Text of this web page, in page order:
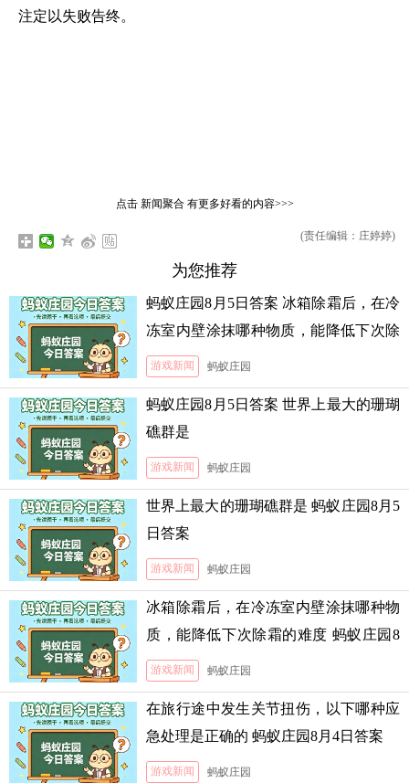
注定以失败告终。
点击 新闻聚合有更多好看的内容>>>
(责任编辑：庄婷婷)
为您推荐
蚂蚁庄园8月5日答案 冰箱除霜后，在冷
冻室内壁涂抹哪种物质，能降低下次除
霜的难度
游戏新闻 蚂蚁庄园
蚂蚁庄园8月5日答案 世界上最大的珊瑚
礁群是
游戏新闻 蚂蚁庄园
世界上最大的珊瑚礁群是 蚂蚁庄园8月5
日答案
游戏新闻 蚂蚁庄园
冰箱除霜后，在冷冻室内壁涂抹哪种物
质，能降低下次除霜的难度 蚂蚁庄园8
月5日答案
游戏新闻 蚂蚁庄园
在旅行途中发生关节扭伤，以下哪种应
急处理是正确的 蚂蚁庄园8月4日答案
游戏新闻 蚂蚁庄园